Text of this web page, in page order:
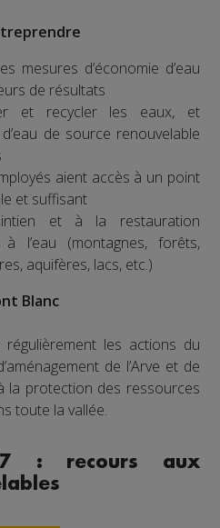
mesures d’économie d’eau
de résultats
et recycler les eaux, et
de source renouvelable
aient accès à un point
et suffisant
et à la restauration
à l’eau (montagnes, forêts,
aquifères, lacs, etc.)
Blanc
les actions du
de l’Arve et de
la protection des ressources
toute la vallée.
7 : recours aux